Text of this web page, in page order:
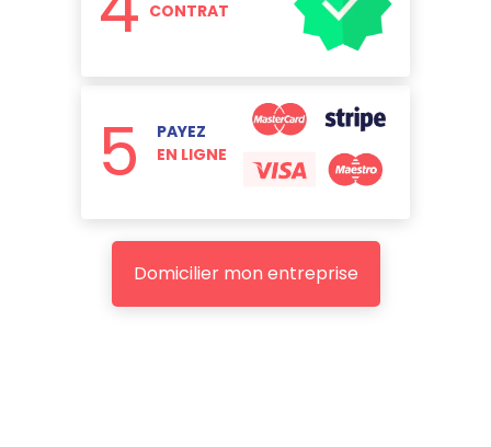
CONTRAT
5
PAYEZ
EN LIGNE
Domicilier mon entreprise